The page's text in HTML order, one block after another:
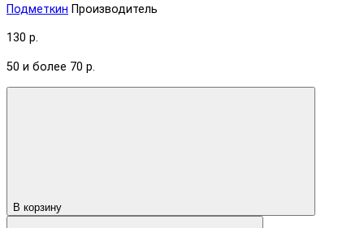
Подметкин Производитель
130 р.
50 и более 70 р.
В корзину